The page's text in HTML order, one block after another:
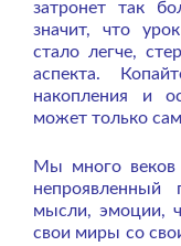
затронет так
значит, что
стало легче,
аспекта.
накопления и
может только
Мы много
мысли, эмоции,
свои миры со